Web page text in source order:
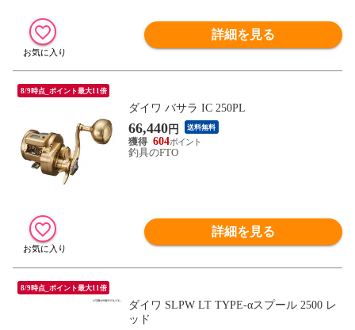
詳細を見る
8/9時点_ポイント最大11倍
ダイワ バサラ IC 250PL
66,440円 送料無料
604
釣具のFTO
詳細を見る
8/9時点_ポイント最大11倍
ダイワ SLPW LT TYPE-αスプール 2500 レ
ッド